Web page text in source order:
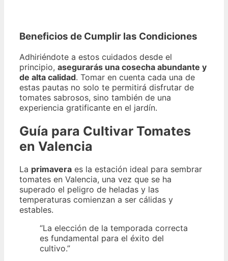
Beneficios de Cumplir las Condiciones
Adhiriéndote a estos cuidados desde el
principio, asegurarás una cosecha abundante y
de alta calidad. Tomar en cuenta cada una de
estas pautas no solo te permitirá disfrutar de
tomates sabrosos, sino también de una
experiencia gratificante en el jardín.
Guía para Cultivar Tomates
en Valencia
La primavera es la estación ideal para sembrar
tomates en Valencia, una vez que se ha
superado el peligro de heladas y las
temperaturas comienzan a ser cálidas y
estables.
“La elección de la temporada correcta
es fundamental para el éxito del
cultivo.”